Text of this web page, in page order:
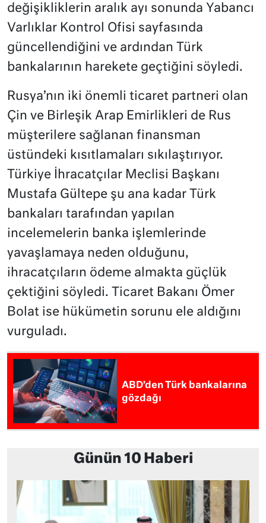
değişikliklerin aralık ayı sonunda Yabancı
Varlıklar Kontrol Ofisi sayfasında
güncellendiğini ve ardından Türk
bankalarının harekete geçtiğini söyledi.
Rusya’nın iki önemli ticaret partneri olan
Çin ve Birleşik Arap Emirlikleri de Rus
müşterilere sağlanan finansman
üstündeki kısıtlamaları sıkılaştırıyor.
Türkiye İhracatçılar Meclisi Başkanı
Mustafa Gültepe şu ana kadar Türk
bankaları tarafından yapılan
incelemelerin banka işlemlerinde
yavaşlamaya neden olduğunu,
ihracatçıların ödeme almakta güçlük
çektiğini söyledi. Ticaret Bakanı Ömer
Bolat ise hükümetin sorunu ele aldığını
vurguladı.
ABD’den Türk bankalarına
gözdağı
Günün 10 Haberi